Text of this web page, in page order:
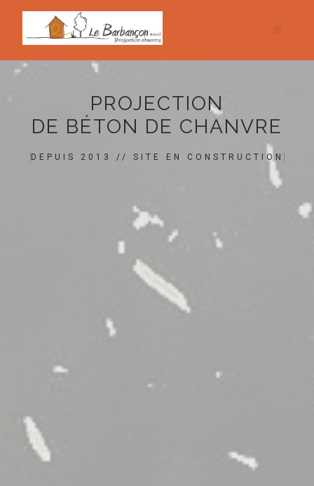
PROJECTION
DE BÉTON DE CHANVRE
DEPUIS 2013 // SITE EN CONSTRUCTION